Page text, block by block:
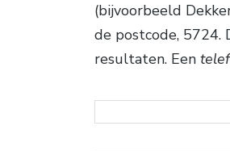
(bijvoorbeeld
de postcode, 5724.
resultaten. Een